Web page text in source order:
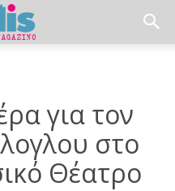
για τον
στο
Θέατρο